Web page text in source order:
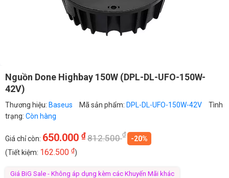
Nguồn Done Highbay 150W (DPL-DL-UFO-150W-
42V)
Thương hiệu: Baseus Mã sản phẩm: DPL-DL-UFO-150W-42V
Tình
trạng: Còn hàng
Giá chỉ còn: 650.000 ₫812.500₫
-20%
(Tiết kiệm: 162.500 ₫)
Giá BiG Sale - Không áp dụng kèm các Khuyến Mãi khác